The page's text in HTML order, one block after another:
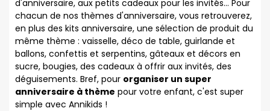
d'anniversaire, aux petits cadeaux pour les invités... Pour
chacun de nos thèmes d'anniversaire, vous retrouverez,
en plus des kits anniversaire, une sélection de produit du
même thème : vaisselle, déco de table, guirlande et
ballons, confettis et serpentins, gâteaux et décors en
sucre, bougies, des cadeaux à offrir aux invités, des
déguisements. Bref, pour organiser un super
anniversaire à thème pour votre enfant, c'est super
simple avec Annikids !